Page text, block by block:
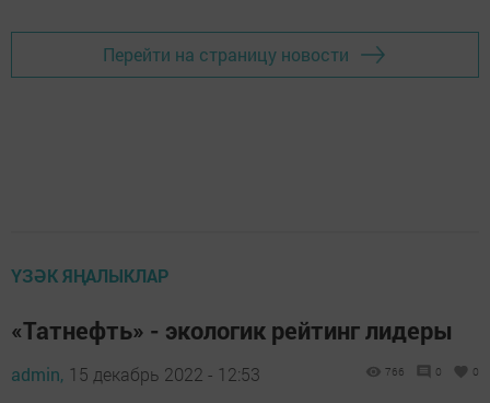
Перейти на страницу новости
ҮЗӘК ЯҢАЛЫКЛАР
«Татнефть» - экологик рейтинг лидеры
admin, 15 декабрь 2022 - 12:53 766 0 0